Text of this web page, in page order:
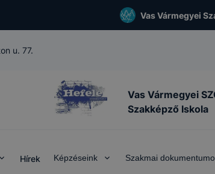
Vas Vármegyei
u. 77.
Vas Vármegyei
Szakképző Iskola
Hírek Képzéseink Szakmai